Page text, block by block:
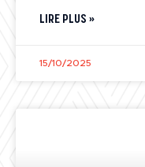
LIRE PLUS »
15/10/2025